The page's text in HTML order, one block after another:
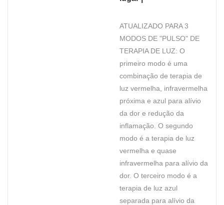
ATUALIZADO PARA 3
MODOS DE "PULSO" DE
TERAPIA DE LUZ: O
primeiro modo é uma
combinação de terapia de
luz vermelha, infravermelha
próxima e azul para alívio
da dor e redução da
inflamação. O segundo
modo é a terapia de luz
vermelha e quase
infravermelha para alívio da
dor. O terceiro modo é a
terapia de luz azul
separada para alívio da